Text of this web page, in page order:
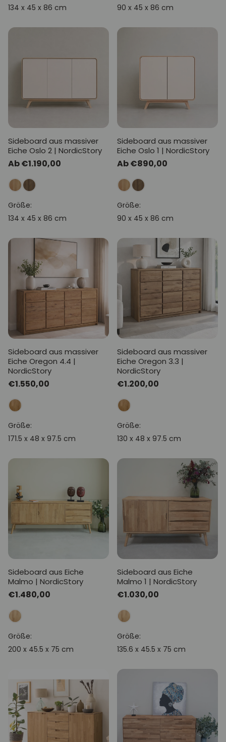
134 x 45 x 86 cm
90 x 45 x 86 cm
Sideboard aus massiver
Eiche Oslo 2 | NordicStory
Normaler
Preis
Ab €1.190,00
Größe:
134 x 45 x 86 cm
Sideboard aus massiver
Eiche Oslo 1 | NordicStory
Normaler
Preis
Ab €890,00
Größe:
90 x 45 x 86 cm
Sideboard aus massiver
Eiche Oregon 4.4 |
NordicStory
Normaler
Preis
€1.550,00
Größe:
171.5 x 48 x 97.5 cm
Sideboard aus massiver
Eiche Oregon 3.3 |
NordicStory
Normaler
Preis
€1.200,00
Größe:
130 x 48 x 97.5 cm
Sideboard aus Eiche
Malmo | NordicStory
Normaler
Preis
€1.480,00
Größe:
200 x 45.5 x 75 cm
Sideboard aus Eiche
Malmo 1 | NordicStory
Normaler
Preis
€1.030,00
Größe:
135.6 x 45.5 x 75 cm